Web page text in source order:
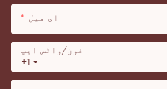
ای میل
+1
فون/واٹس ایپ